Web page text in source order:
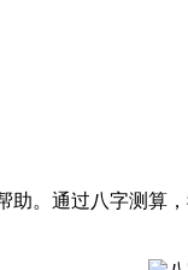
。通过八字测